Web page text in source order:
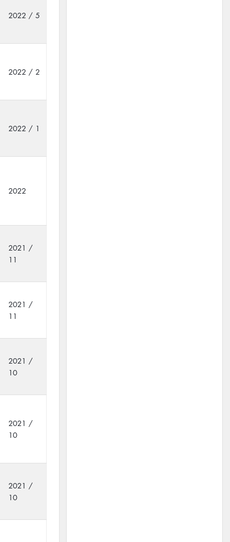
2022 / 5
2022 / 2
2022 / 1
2022
2021 /
11
2021 /
11
2021 /
10
2021 /
10
2021 /
10